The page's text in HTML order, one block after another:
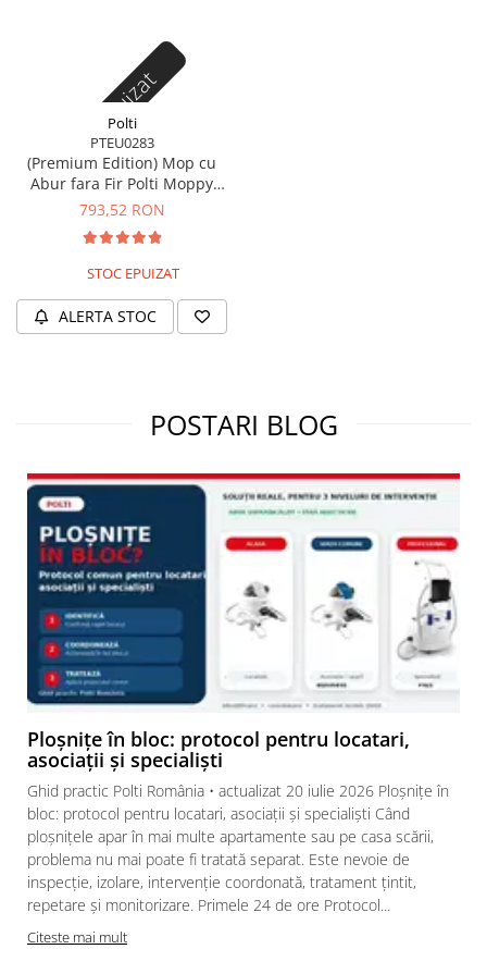
Stoc epuizat
Polti
PTEU0283
(Premium Edition) Mop cu
Abur fara Fir Polti Moppy
pentru Toate Tipurile de
si Verticale, Negru
793,52 RON
STOC EPUIZAT
ALERTA STOC
POSTARI BLOG
Ploșnițe în bloc: protocol pentru locatari,
asociații și specialiști
Ghid practic Polti România • actualizat 20 iulie 2026 Ploșnițe în
bloc: protocol pentru locatari, asociații și specialiști Când
ploșnițele apar în mai multe apartamente sau pe casa scării,
problema nu mai poate fi tratată separat. Este nevoie de
inspecție, izolare, intervenție coordonată, tratament țintit,
repetare și monitorizare. Primele 24 de ore Protocol...
Citeste mai mult